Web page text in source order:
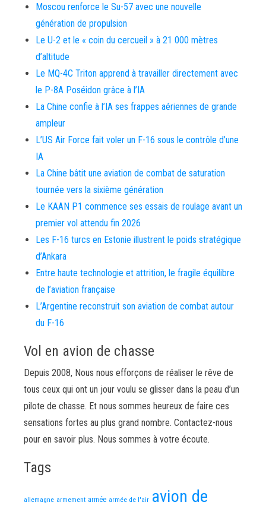
Moscou renforce le Su-57 avec une nouvelle
génération de propulsion
Le U-2 et le « coin du cercueil » à 21 000 mètres
d’altitude
Le MQ-4C Triton apprend à travailler directement avec
le P-8A Poséidon grâce à l’IA
La Chine confie à l’IA ses frappes aériennes de grande
ampleur
L’US Air Force fait voler un F-16 sous le contrôle d’une
IA
La Chine bâtit une aviation de combat de saturation
tournée vers la sixième génération
Le KAAN P1 commence ses essais de roulage avant un
premier vol attendu fin 2026
Les F-16 turcs en Estonie illustrent le poids stratégique
d’Ankara
Entre haute technologie et attrition, le fragile équilibre
de l’aviation française
L’Argentine reconstruit son aviation de combat autour
du F-16
Vol en avion de chasse
Depuis 2008, Nous nous efforçons de réaliser le rêve de
tous ceux qui ont un jour voulu se glisser dans la peau d’un
pilote de chasse. Et nous sommes heureux de faire ces
sensations fortes au plus grand nombre. Contactez-nous
pour en savoir plus. Nous sommes à votre écoute.
Tags
allemagne armement armée armée de l'air avion de